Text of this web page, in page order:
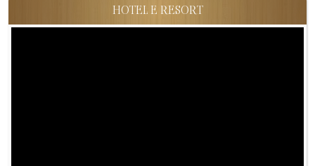
HOTEL E RESORT